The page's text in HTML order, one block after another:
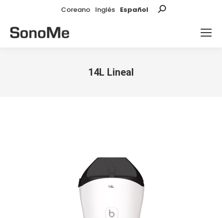
Coreano Inglés Español Buscar:
14L Lineal